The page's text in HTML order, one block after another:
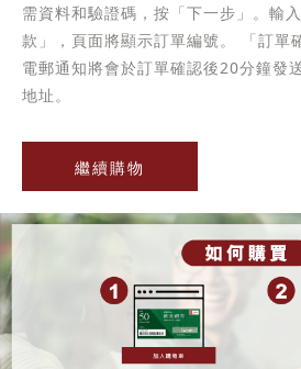
需資料和驗證碼，按「下一步」。輸
款」，頁面將顯示訂單編號。 「訂單
電郵通知將會於訂單確認後20分鐘發
地址。
繼續購物